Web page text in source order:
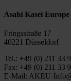
Asahi Kasei
Fringsstraße 17
40221 Düsseldorf
Tel.: +49 (0) 211 33
Fax: +49 (0) 211 33
E-Mail: AKEU-